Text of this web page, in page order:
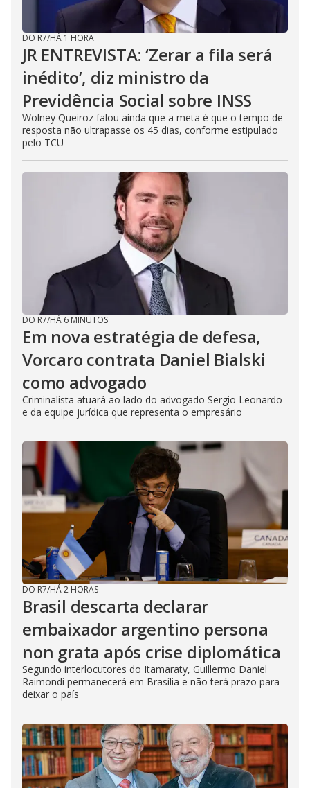
DO R7/HÁ 1 HORA
JR ENTREVISTA: ‘Zerar a fila será
inédito’, diz ministro da
Previdência Social sobre INSS
Wolney Queiroz falou ainda que a meta é que o tempo de
resposta não ultrapasse os 45 dias, conforme estipulado
pelo TCU
DO R7/HÁ 6 MINUTOS
Em nova estratégia de defesa,
Vorcaro contrata Daniel Bialski
como advogado
Criminalista atuará ao lado do advogado Sergio Leonardo
e da equipe jurídica que representa o empresário
DO R7/HÁ 2 HORAS
Brasil descarta declarar
embaixador argentino persona
non grata após crise diplomática
Segundo interlocutores do Itamaraty, Guillermo Daniel
Raimondi permanecerá em Brasília e não terá prazo para
deixar o país